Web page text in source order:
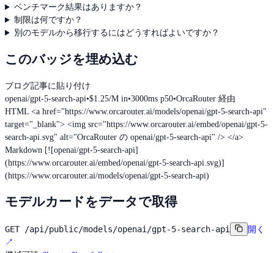
ベンチマーク結果はありますか？
制限は何ですか？
別のモデルから移行するにはどうすればよいですか？
このバッジを埋め込む
ブログ記事に貼り付け
openai/gpt-5-search-api•$1.25/M in•3000ms p50•OrcaRouter 経由
HTML <a href="https://www.orcarouter.ai/models/openai/gpt-5-search-api"
target="_blank"> <img src="https://www.orcarouter.ai/embed/openai/gpt-5-
search-api.svg" alt="OrcaRouter の openai/gpt-5-search-api" /> </a>
Markdown [![openai/gpt-5-search-api]
(https://www.orcarouter.ai/embed/openai/gpt-5-search-api.svg)]
(https://www.orcarouter.ai/models/openai/gpt-5-search-api)
モデルカードをデータで取得
GET /api/public/models/openai/gpt-5-search-api
開く
↗